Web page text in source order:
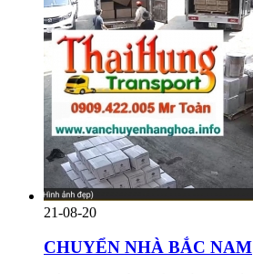
21-08-20
CHUYỂN NHÀ BẮC NAM